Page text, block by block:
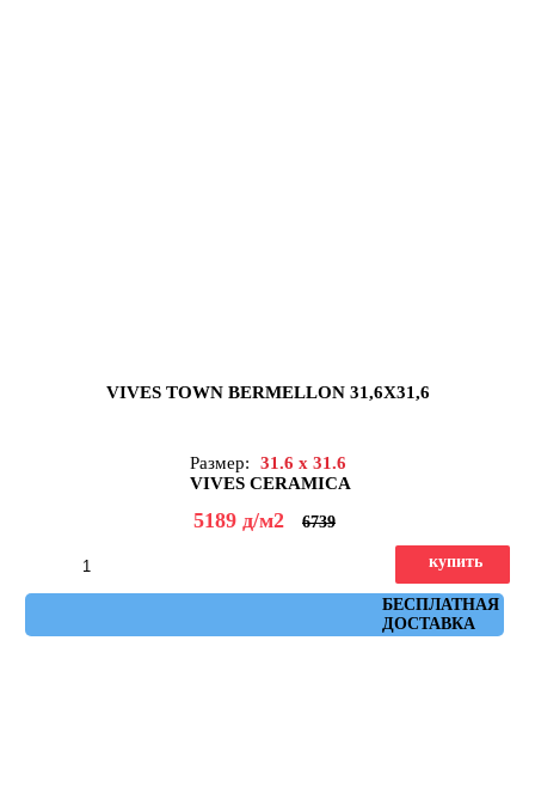
VIVES TOWN BERMELLON 31,6X31,6
Размер:
31.6 x 31.6
VIVES CERAMICA
5189 д/м2 6739
БЕСПЛАТНАЯ
ДОСТАВКА
купить